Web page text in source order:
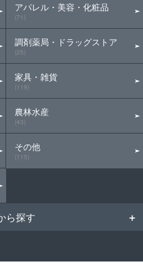
アパレル・美容・化粧品
(71)
調剤薬局・ドラッグストア
(25)
家具・雑貨
(119)
農林水産
(43)
その他
(115)
ら探す